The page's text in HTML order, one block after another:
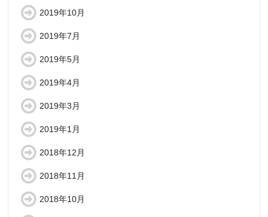
2019年10月
2019年7月
2019年5月
2019年4月
2019年3月
2019年1月
2018年12月
2018年11月
2018年10月